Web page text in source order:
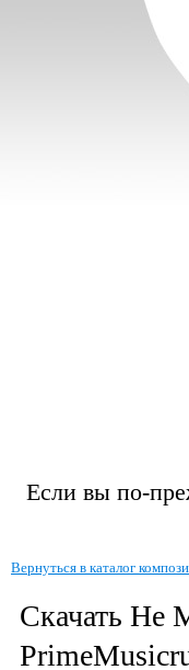
Если вы по-
Вернуться в каталог
Скачать Не